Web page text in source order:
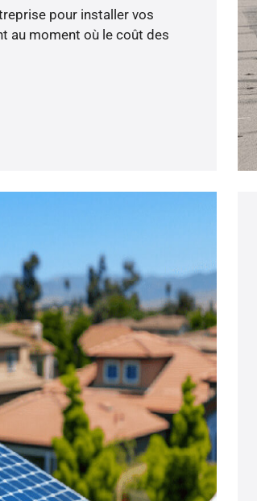
pour installer vos
au moment où le coût des